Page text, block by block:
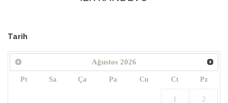
Tarih
Ağustos 2026
Pt Sa Ça Pa Cu Ct Pz
1 2